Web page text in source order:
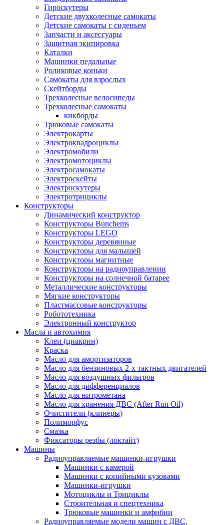
Гироскутеры
Детские двухколесные самокаты
Детские самокаты с сиденьем
Запчасти и аксессуары
Защитная экипировка
Каталки
Машинки педальные
Роликовые коньки
Самокаты для взрослых
Скейтборды
Трехколесные велосипеды
Трехколесные самокаты
кикборды
Трюковые самокаты
Электрокарты
Электроквадроциклы
Электромобили
Электромотоциклы
Электросамокаты
Электроскейты
Электроскутеры
Электротрициклы
Конструкторы
Динамический конструктор
Конструкторы Bunchems
Конструкторы LEGO
Конструкторы деревянные
Конструкторы для малышей
Конструкторы магнитные
Конструкторы на радиоуправлении
Конструкторы на солнечной батарее
Металлические конструкторы
Мягкие конструкторы
Пластмассовые конструкторы
Робототехника
Электронный конструктор
Масла и автохимия
Клеи (циакрин)
Краска
Масло для амортизаторов
Масло для бензиновых 2-х тактных двигателей
Масло для воздушных фильтров
Масло для дифференциалов
Масло для нитрометана
Масло для хранения ДВС (After Run Oil)
Очистители (клинеры)
Полиморфус
Смазка
Фиксаторы резбы (локтайт)
Машины
Радиоуправляемые машинки-игрушки
Машинки с камерой
Машинки с копийными кузовами
Машинки-игрушки
Мотоциклы и Трициклы
Строительная и спецтехника
Трюковые машинки и амфибии
Радиоуправляемые модели машин с ДВС,